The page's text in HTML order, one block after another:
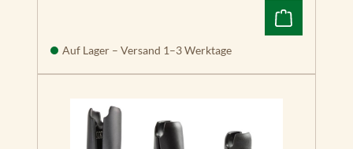
Auf Lager – Versand 1–3 Werktage